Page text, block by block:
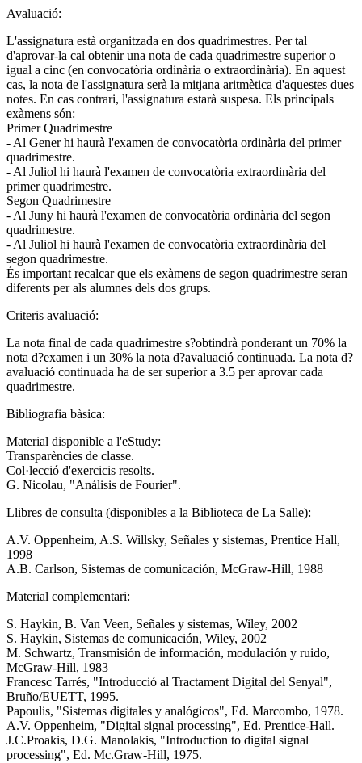
Avaluació:
L'assignatura està organitzada en dos quadrimestres. Per tal
d'aprovar-la cal obtenir una nota de cada quadrimestre superior o
igual a cinc (en convocatòria ordinària o extraordinària). En aquest
cas, la nota de l'assignatura serà la mitjana aritmètica d'aquestes dues
notes. En cas contrari, l'assignatura estarà suspesa. Els principals
exàmens són:
Primer Quadrimestre
- Al Gener hi haurà l'examen de convocatòria ordinària del primer
quadrimestre.
- Al Juliol hi haurà l'examen de convocatòria extraordinària del
primer quadrimestre.
Segon Quadrimestre
- Al Juny hi haurà l'examen de convocatòria ordinària del segon
quadrimestre.
- Al Juliol hi haurà l'examen de convocatòria extraordinària del
segon quadrimestre.
És important recalcar que els exàmens de segon quadrimestre seran
diferents per als alumnes dels dos grups.
Criteris avaluació:
La nota final de cada quadrimestre s?obtindrà ponderant un 70% la
nota d?examen i un 30% la nota d?avaluació continuada. La nota d?
avaluació continuada ha de ser superior a 3.5 per aprovar cada
quadrimestre.
Bibliografia bàsica:
Material disponible a l'eStudy:
Transparències de classe.
Col·lecció d'exercicis resolts.
G. Nicolau, "Análisis de Fourier".
Llibres de consulta (disponibles a la Biblioteca de La Salle):
A.V. Oppenheim, A.S. Willsky, Señales y sistemas, Prentice Hall,
1998
A.B. Carlson, Sistemas de comunicación, McGraw-Hill, 1988
Material complementari:
S. Haykin, B. Van Veen, Señales y sistemas, Wiley, 2002
S. Haykin, Sistemas de comunicación, Wiley, 2002
M. Schwartz, Transmisión de información, modulación y ruido,
McGraw-Hill, 1983
Francesc Tarrés, "Introducció al Tractament Digital del Senyal",
Bruño/EUETT, 1995.
Papoulis, "Sistemas digitales y analógicos", Ed. Marcombo, 1978.
A.V. Oppenheim, "Digital signal processing", Ed. Prentice-Hall.
J.C.Proakis, D.G. Manolakis, "Introduction to digital signal
processing", Ed. Mc.Graw-Hill, 1975.